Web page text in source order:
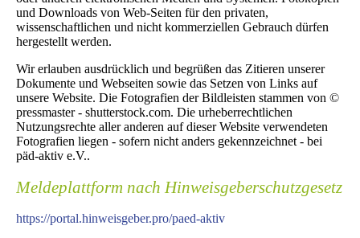
und Downloads von Web-Seiten für den privaten,
wissenschaftlichen und nicht kommerziellen Gebrauch dürfen
hergestellt werden.
Wir erlauben ausdrücklich und begrüßen das Zitieren unserer
Dokumente und Webseiten sowie das Setzen von Links auf
unsere Website. Die Fotografien der Bildleisten stammen von ©
pressmaster - shutterstock.com. Die urheberrechtlichen
Nutzungsrechte aller anderen auf dieser Website verwendeten
Fotografien liegen - sofern nicht anders gekennzeichnet - bei
päd-aktiv e.V..
Meldeplattform nach Hinweisgeberschutzgesetz
https://portal.hinweisgeber.pro/paed-aktiv